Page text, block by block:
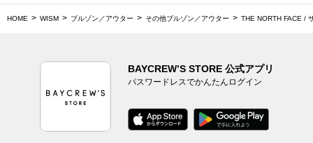
HOME WISM ブルゾン／アウター その他ブルゾン／アウター THE NORTH FACE /
BAYCREW’S STORE 公式アプリ
パスワードレスでかんたんログイン